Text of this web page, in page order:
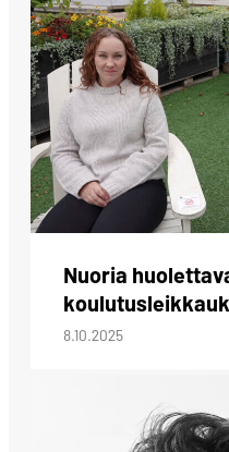
Nuoria
8.10.2025